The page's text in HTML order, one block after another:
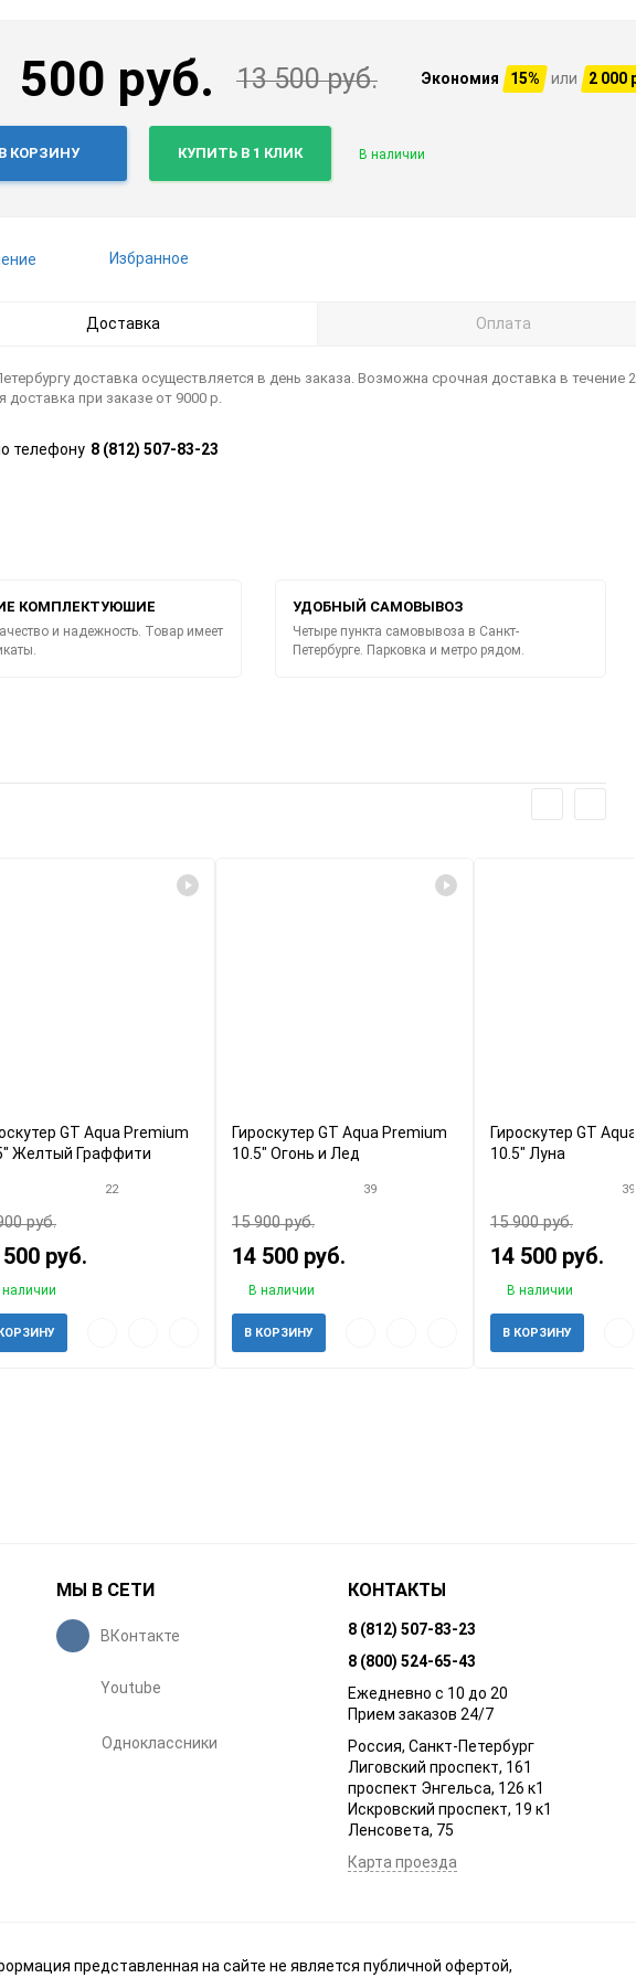
500 руб. 13 500 руб. Экономия 15% или 2 000
В КОРЗИНУ КУПИТЬ В 1 КЛИК В наличии
Избранное
Доставка Оплата
доставка осуществляется в день заказа. Возможна срочная доставка в течение
доставка при заказе от 9000 р.
телефону 8 (812) 507-83-23
КОМПЛЕКТУЮШИЕ
и надежность. Товар имеет
УДОБНЫЙ САМОВЫВОЗ
Четыре пункта самовывоза в Санкт-
Петербурге. Парковка и метро рядом.
GT Aqua Premium
Желтый Граффити
22
руб.
руб.
наличии
Гироскутер GT Aqua Premium
10.5" Огонь и Лед
39
15 900 руб.
14 500 руб.
В наличии
В КОРЗИНУ
Гироскутер GT
10.5" Луна
39
15 900 руб.
14 500 руб.
В наличии
В КОРЗИНУ
МЫ В СЕТИ
ВКонтакте
Youtube
Одноклассники
КОНТАКТЫ
8 (812) 507-83-23
8 (800) 524-65-43
Ежедневно с 10 до 20
Прием заказов 24/7
Россия, Санкт-Петербург
Лиговский проспект, 161
проспект Энгельса, 126 к1
Искровский проспект, 19 к1
Ленсовета, 75
Карта проезда
представленная на сайте не является публичной офертой,